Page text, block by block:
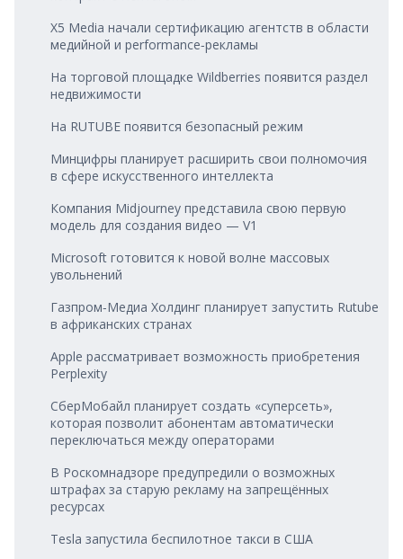
X5 Media начали сертификацию агентств в области
медийной и performance‑рекламы
На торговой площадке Wildberries появится раздел
недвижимости
На RUTUBE появится безопасный режим
Минцифры планирует расширить свои полномочия
в сфере искусственного интеллекта
Компания Midjourney представила свою первую
модель для создания видео — V1
Microsoft готовится к новой волне массовых
увольнений
Газпром‑Медиа Холдинг планирует запустить Rutube
в африканских странах
Apple рассматривает возможность приобретения
Perplexity
СберМобайл планирует создать «суперсеть»,
которая позволит абонентам автоматически
переключаться между операторами
В Роскомнадзоре предупредили о возможных
штрафах за старую рекламу на запрещённых
ресурсах
Tesla запустила беспилотное такси в США